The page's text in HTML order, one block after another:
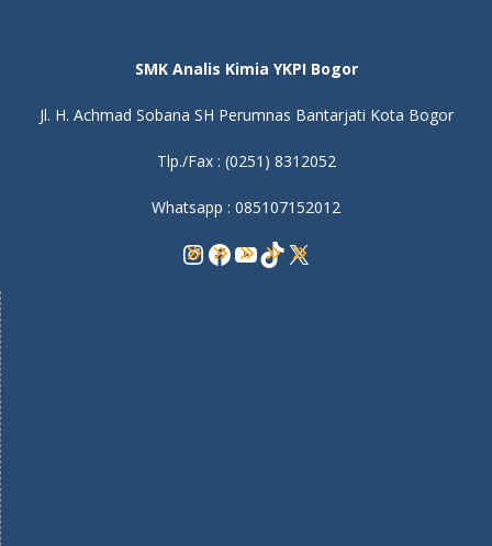
SMK Analis Kimia YKPI Bogor
Jl. H. Achmad Sobana SH Perumnas Bantarjati Kota Bogor
Tlp./Fax : (0251) 8312052
Whatsapp : 085107152012
Instagram
Facebook
YouTube
TikTok
X